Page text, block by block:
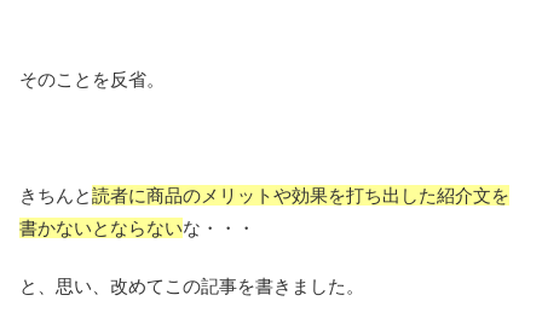
そのことを反省。
きちんと読者に商品のメリットや効果を打ち出した紹介文を
書かないとならないな・・・
と、思い、改めてこの記事を書きました。